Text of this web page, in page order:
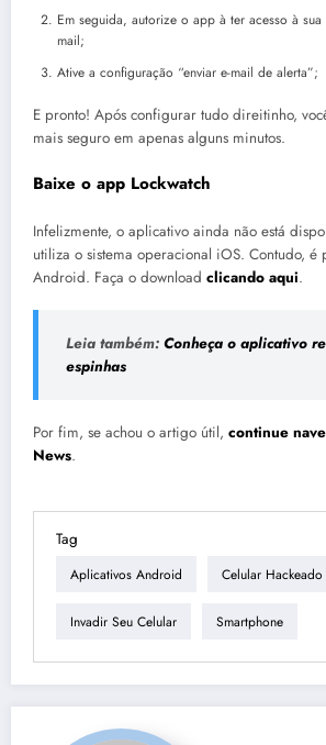
Em seguida, autorize o app à ter acesso à
mail;
Ative a configuração “enviar e-mail de alerta”;
E pronto! Após configurar tudo direitinho,
mais seguro em apenas alguns minutos.
Baixe o app Lockwatch
Infelizmente, o aplicativo ainda não está
utiliza o sistema operacional iOS. Contudo, é
Android. Faça o download clicando aqui.
Leia também: Conheça o aplicativo
espinhas
Por fim, se achou o artigo útil, continue
News.
Tag
Aplicativos Android Celular Hackeado
Invadir Seu Celular Smartphone